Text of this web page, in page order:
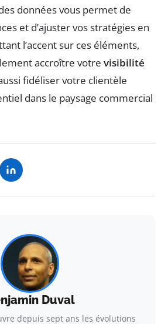
données vous permet de
et d’ajuster vos stratégies en
l’accent sur ces éléments,
accroître votre visibilité
fidéliser votre clientèle
dans le paysage commercial
Duval
depuis sept ans les évolutions